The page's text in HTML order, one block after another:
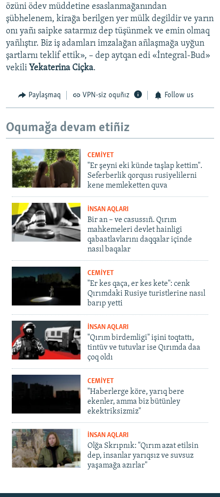
özüni ödev müddetine esaslanmağanından
şübhelenem, kirağa berilgen yer mülk degildir ve yarın
onı yañı saipke satarmız dep tüşünmek ve emin olmaq
yañlıştır. Biz iş adamları imzalağan añlaşmağa uyğun
şartlarnı teklif ettik», – dep aytqan edi «İntegral-Bud»
vekili Yekaterina Ciçka.
Paylaşmaq VPN-siz oquñız Follow us
Oqumağa devam etiñiz
CEMİYET
"Er şeyni eki künde taşlap kettim".
Seferberlik qorqusı rusiyelilerni
kene memleketten quva
İNSAN AQLARI
Bir an – ve casussıñ. Qırım
mahkemeleri devlet hainligi
qabaatlavlarını daqqalar içinde
nasıl baqalar
CEMİYET
"Er kes qaça, er kes kete": cenk
Qırımdaki Rusiye turistlerine nasıl
barıp yetti
İNSAN AQLARI
"Qırım birdemligi" işini toqtattı,
tintüv ve tutuvlar ise Qırımda daa
çoq oldı
CEMİYET
"Haberlerge köre, yarıq bere
ekenler, amma biz bütünley
ekektriksizmiz"
İNSAN AQLARI
Olğa Skrıpnık: "Qırım azat etilsin
dep, insanlar yarıqsız ve suvsuz
yaşamağa azırlar"